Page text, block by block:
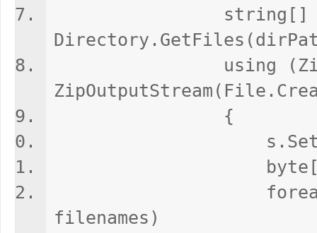
string[]
using
{
byte[] buffer =
foreach
filenames)